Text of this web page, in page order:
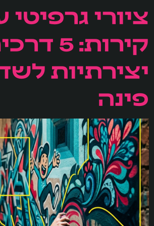
ציורי גרפיטי
קירות: 5
יצירתיות
פינה